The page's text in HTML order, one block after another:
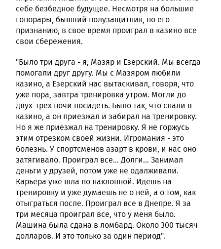
себе безбедное будущее. Несмотря на большие
гонорары, бывший полузащитник, по его
признанию, в свое время проиграл в казино все
свои сбережения.
"Было три друга - я, Мазяр и Езерский. Мы всегда
помогали друг другу. Мы с Мазяром любили
казино, а Езерский нас вытаскивал, говоря, что
уже пора, завтра тренировка утром. Могли до
двух-трех ночи посидеть. Было так, что спали в
казино, а он приезжал и забирал на тренировку.
Но я же приезжал на тренировку. Я не горжусь
этим отрезком своей жизни. Игромания - это
болезнь. У спортсменов азарт в крови, и нас оно
затягивало. Проиграл все... Долги... Занимал
деньги у друзей, потом уже не одалживали.
Карьера уже шла по наклонной. Идешь на
тренировку и уже думаешь не о ней, а о том, как
отыграться после. Проиграл все в Днепре. Я за
три месяца проиграл все, что у меня было.
Машина была сдана в ломбард. Около 300 тысяч
долларов. И это только за один период".